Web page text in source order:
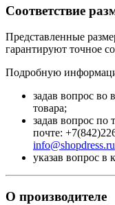
Соответствие
Представленные
гарантируют точное
Подробную
задав вопрос во
товара;
задав вопрос по
почте:
info@shopdress.ru
указав вопрос в
О производителе